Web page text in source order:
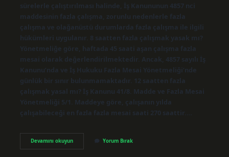
sürelerle çalıştırılması halinde, İş Kanununun 4857 nci
maddesinin fazla çalışma, zorunlu nedenlerle fazla
çalışma ve olağanüstü durumlarda fazla çalışma ile ilgili
hükümleri uygulanır. 8 saatten fazla çalışmak yasak mı?
Yönetmeliğe göre, haftada 45 saati aşan çalışma fazla
mesai olarak değerlendirilmektedir. Ancak, 4857 sayılı İş
Kanunu’nda ve İş Hukuku Fazla Mesai Yönetmeliği’nde
günlük bir sınır bulunmamaktadır. 12 saatten fazla
çalışmak yasal mı? İş Kanunu 41/8. Madde ve Fazla Mesai
Yönetmeliği 5/1. Maddeye göre, çalışanın yılda
çalışabileceği en fazla fazla mesai saati 270 saattir.…
Devamını okuyunIş
Kanununa
Yorum Bırak